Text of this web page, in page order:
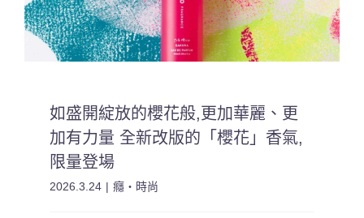
如盛開綻放的櫻花般,更加華麗、更
加有力量 全新改版的「櫻花」香氣,
限量登場
2026.3.24 | 癮・時尚